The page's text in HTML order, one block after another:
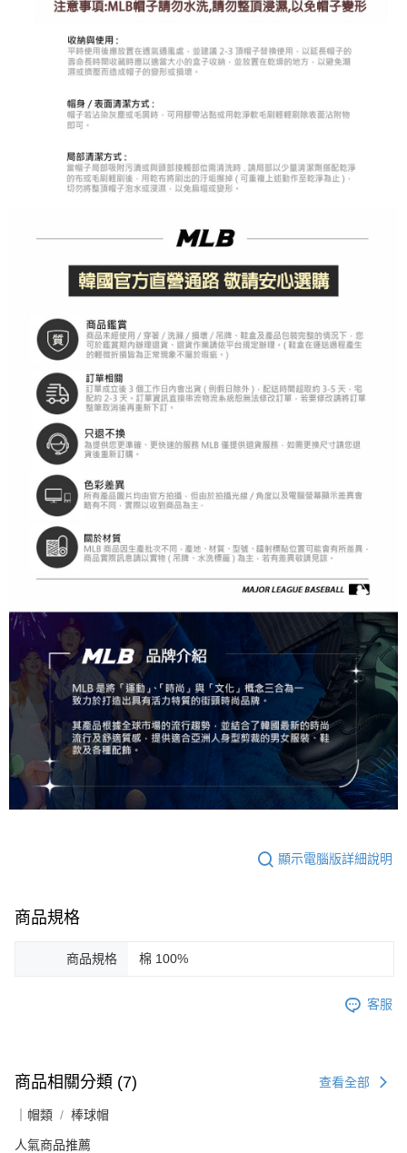
顯示電腦版詳細說明
商品規格
商品規格 棉 100%
客服
商品相關分類 (7) 查看全部
｜帽類 棒球帽
人氣商品推薦